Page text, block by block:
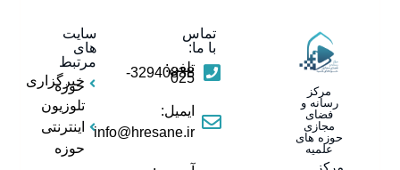
مرکز
رسانه و
فضای
مجازی
حوزه های
علمیه
مرکز
تماس
با ما:
تلفن:
32940838- 025
ایمیل:
info@hresane.ir
سایت
های
مرتبط
خبرگزاری
حوزه
تلوزیون
اینترنتی
حوزه